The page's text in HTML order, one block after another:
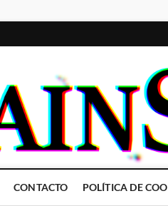
CONTACTO POLÍTICA DE